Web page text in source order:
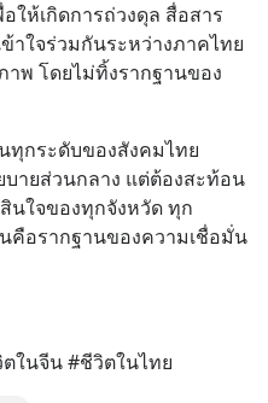
ให้เกิดการถ่วงดุล สื่อสาร
าใจร่วมกันระหว่างภาคไทย
าพ โดยไม่ทิ้งรากฐานของ
ทุกระดับของสังคมไทย
ายส่วนกลาง แต่ต้องสะท้อน
นใจของทุกจังหวัด ทุก
คือรากฐานของความเชื่อมั่น
ตในจีน #ชีวิตในไทย